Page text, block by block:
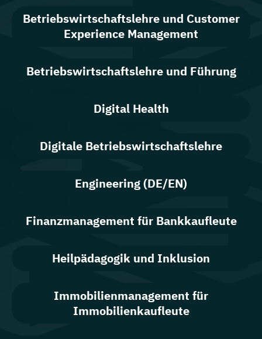
Betriebswirtschaftslehre und Customer
Experience Management
Betriebswirtschaftslehre und Führung
Digital Health
Digitale Betriebswirtschaftslehre
Engineering (DE/EN)
Finanzmanagement für Bankkaufleute
Heilpädagogik und Inklusion
Immobilienmanagement für
Immobilienkaufleute